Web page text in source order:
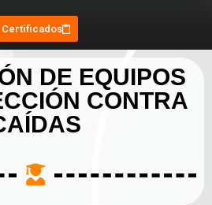
Certificados
DE EQUIPOS
CONTRA